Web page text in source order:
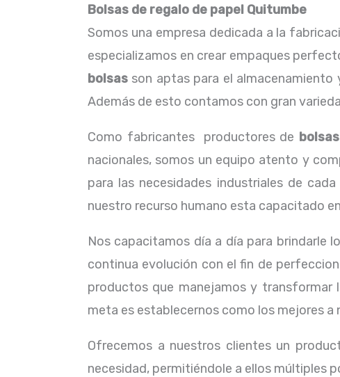
Bolsas de regalo de papel Quitumbe
Somos una empresa dedicada a la
especializamos en crear empaques
bolsas son aptas para el
Además de esto contamos con gran
Como fabricantes productores de
nacionales, somos un equipo atento y
para las necesidades industriales de
nuestro recurso humano esta capacitado
Nos capacitamos día a día para brindarle
continua evolución con el fin de
productos que manejamos y transformar
meta es establecernos como los mejores a
Ofrecemos a nuestros clientes un
necesidad, permitiéndole a ellos múltiples